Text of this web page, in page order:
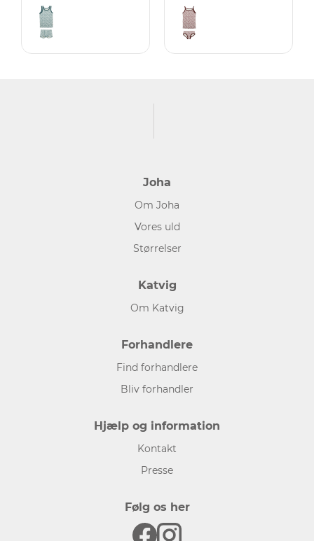
Joha
Om Joha
Vores uld
Størrelser
Katvig
Om Katvig
Forhandlere
Find forhandlere
Bliv forhandler
Hjælp og information
Kontakt
Presse
Følg os her